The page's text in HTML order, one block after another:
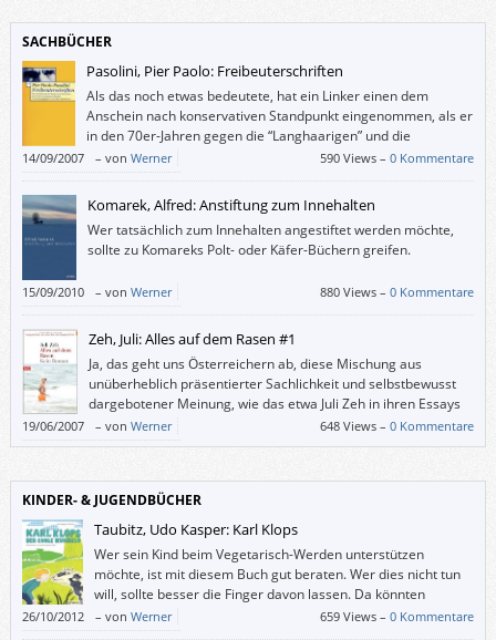
Geschicte – hat seine frühe Kindheit auf der Insel verbracht und ist immer
wieder dorthin zurückgekehrt.
SACHBÜCHER
Pasolini, Pier Paolo: Freibeuterschriften
Als das noch etwas bedeutete, hat ein Linker einen dem
Anschein nach konservativen Standpunkt eingenommen, als er
in den 70er-Jahren gegen die “Langhaarigen” und die
Revolutionsträume der 68er-Generation polemisierte.
14/09/2007 – von Werner 590 Views –0 Kommentare
Komarek, Alfred: Anstiftung zum Innehalten
Wer tatsächlich zum Innehalten angestiftet werden möchte,
sollte zu Komareks Polt- oder Käfer-Büchern greifen.
15/09/2010 – von Werner 880 Views –0 Kommentare
Zeh, Juli: Alles auf dem Rasen #1
Ja, das geht uns Österreichern ab, diese Mischung aus
unüberheblich präsentierter Sachlichkeit und selbstbewusst
dargebotener Meinung, wie das etwa Juli Zeh in ihren Essays
handhabt.
19/06/2007 – von Werner 648 Views –0 Kommentare
KINDER- & JUGENDBÜCHER
Taubitz, Udo Kasper: Karl Klops
Wer sein Kind beim Vegetarisch-Werden unterstützen
möchte, ist mit diesem Buch gut beraten. Wer dies nicht tun
will, sollte besser die Finger davon lassen. Da könnten
Weltbilder nachhaltig erschüttert werden.
26/10/2012 – von Werner 659 Views –0 Kommentare